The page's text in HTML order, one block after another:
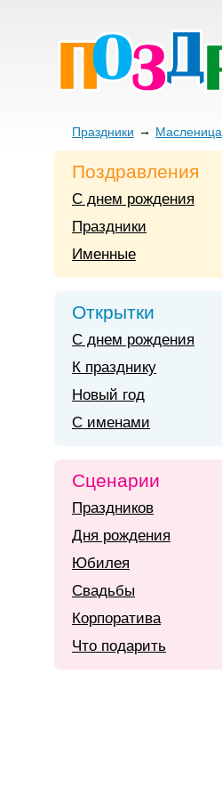
Праздники Масленица
Поздравления
С днем рождения
Праздники
Именные
Открытки
С днем рождения
К празднику
Новый год
С именами
Сценарии
Праздников
Дня рождения
Юбилея
Свадьбы
Корпоратива
Что подарить